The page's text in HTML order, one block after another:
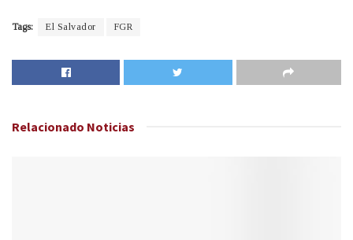
Tags: El Salvador FGR
Relacionado Noticias